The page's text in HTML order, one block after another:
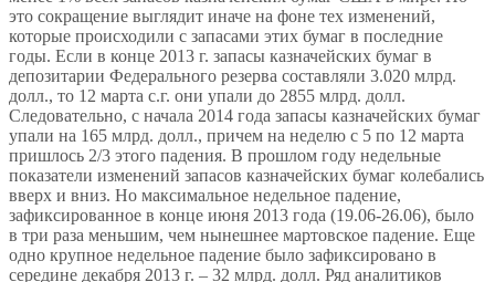
это сокращение выглядит иначе на фоне тех изменений,
которые происходили с запасами этих бумаг в последние
годы. Если в конце 2013 г. запасы казначейских бумаг в
депозитарии Федерального резерва составляли 3.020 млрд.
долл., то 12 марта с.г. они упали до 2855 млрд. долл.
Следовательно, с начала 2014 года запасы казначейских бумаг
упали на 165 млрд. долл., причем на неделю с 5 по 12 марта
пришлось 2/3 этого падения. В прошлом году недельные
показатели изменений запасов казначейских бумаг колебались
вверх и вниз. Но максимальное недельное падение,
зафиксированное в конце июня 2013 года (19.06-26.06), было
в три раза меньшим, чем нынешнее мартовское падение. Еще
одно крупное недельное падение было зафиксировано в
середине декабря 2013 г. – 32 млрд. долл. Ряд аналитиков